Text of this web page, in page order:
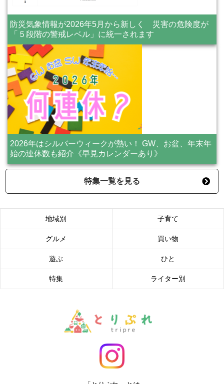
防災気象情報が2026年5月から新しく 災害の危険度が
「５段階の警戒レベル」に統一されます
2026年はシルバーウィークが熱い！ GW、お盆、年末年
始の連休数も紹介《早見カレンダーあり》
特集一覧を見る
地域別 子育て
グルメ 買い物
遊ぶ ひと
特集 ライター別